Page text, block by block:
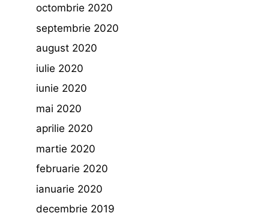
octombrie 2020
septembrie 2020
august 2020
iulie 2020
iunie 2020
mai 2020
aprilie 2020
martie 2020
februarie 2020
ianuarie 2020
decembrie 2019